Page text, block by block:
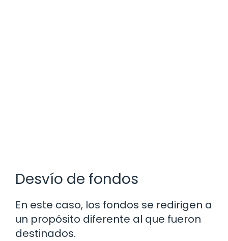
Desvío de fondos
En este caso, los fondos se redirigen a
un propósito diferente al que fueron
destinados.